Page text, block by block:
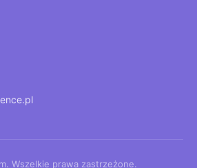
Wszelkie prawa zastrzeżone.